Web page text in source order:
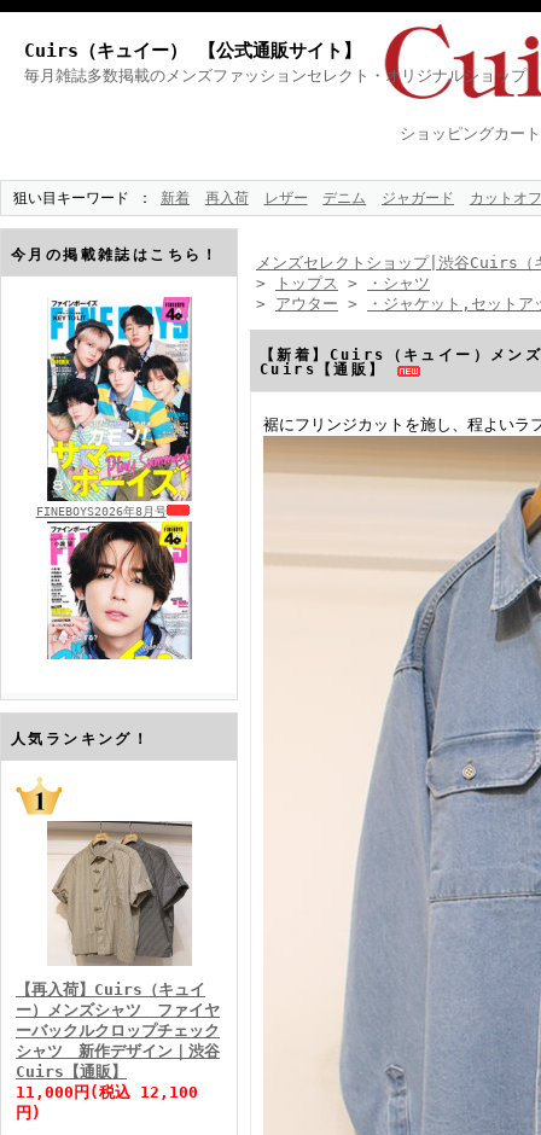
Cuirs（キュイー） 【公式通販サイト】
毎月雑誌多数掲載のメンズファッションセレクト・オリジナルショップ
ショッピングカート
狙い目キーワード 新着 再入荷 レザー デニム ジャガード カットオフ
今月の掲載雑誌はこちら！
FINEBOYS2026年8月号
FINEBOYS2026年7月号
FINEBOYS2026年6月号
人気ランキング！
【再入荷】Cuirs（キュイ
ー）メンズシャツ ファイヤ
ーバックルクロップチェック
シャツ 新作デザイン｜渋谷
Cuirs【通販】
11,000円(税込 12,100
円)
メンズセレクトショップ|渋谷Cuirs（
>
トップス >
・シャツ
> アウター > ・ジャケット,セット
【新着】Cuirs（キュイー）メン
Cuirs【通販】
裾にフリンジカットを施し、程よいラ